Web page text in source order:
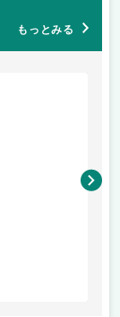
もっとみる
田